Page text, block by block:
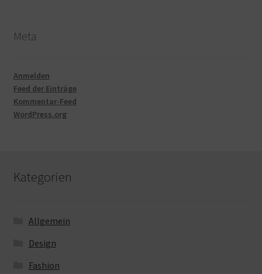
Meta
Anmelden
Feed der Einträge
Kommentar-Feed
WordPress.org
Kategorien
Allgemein
Design
Fashion